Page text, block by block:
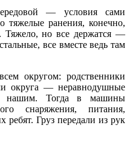
— условия сами
тяжелые ранения, конечно,
Тяжело, но все держатся —
все вместе ведь там
округом: родственники
округа — неравнодушные
нашим. Тогда в машины
снаряжения, питания,
Груз передали из рук